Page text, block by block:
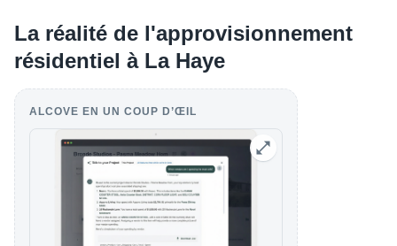
La réalité de l'approvisionnement
résidentiel à La Haye
ALCOVE EN UN COUP D’ŒIL